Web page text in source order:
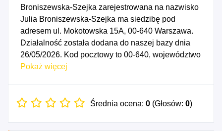
Broniszewska-Szejka zarejestrowana na nazwisko
Julia Broniszewska-Szejka ma siedzibę pod
adresem ul. Mokotowska 15A, 00-640 Warszawa.
Działalność została dodana do naszej bazy dnia
26/05/2026. Kod pocztowy to 00-640, województwo
MAZOWIECKIE, powiat Warszawa. Numer
La Leche Julia Broniszewska-Szejka to
Pokaż więcej
Średnia ocena: 0 (Głosów: 0)